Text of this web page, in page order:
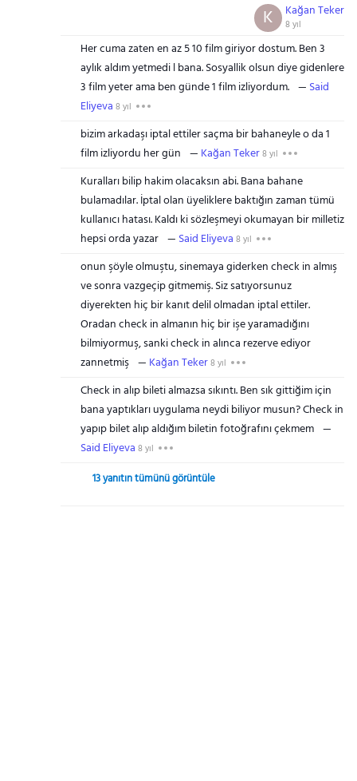
Kağan Teker
8 yıl
K
Her cuma zaten en az 5 10 film giriyor dostum. Ben 3
aylık aldım yetmedi l bana. Sosyallik olsun diye gidenlere
3 film yeter ama ben günde 1 film izliyordum.
Said
Eliyeva 8 yıl
bizim arkadaşı iptal ettiler saçma bir bahaneyle o da 1
film izliyordu her gün
Kağan Teker8 yıl
Kuralları bilip hakim olacaksın abi. Bana bahane
bulamadılar. İptal olan üyeliklere baktığın zaman tümü
kullanıcı hatası. Kaldı ki sözleşmeyi okumayan bir milletiz
hepsi orda yazar
Said Eliyeva 8 yıl
onun şöyle olmuştu, sinemaya giderken check in almış
ve sonra vazgeçip gitmemiş. Siz satıyorsunuz
diyerekten hiç bir kanıt delil olmadan iptal ettiler.
Oradan check in almanın hiç bir işe yaramadığını
bilmiyormuş, sanki check in alınca rezerve ediyor
zannetmiş
Kağan Teker8 yıl
Check in alıp bileti almazsa sıkıntı. Ben sık gittiğim için
bana yaptıkları uygulama neydi biliyor musun? Check in
yapıp bilet alıp aldığım biletin fotoğrafını çekmem
Said Eliyeva 8 yıl
13 yanıtın tümünü görüntüle